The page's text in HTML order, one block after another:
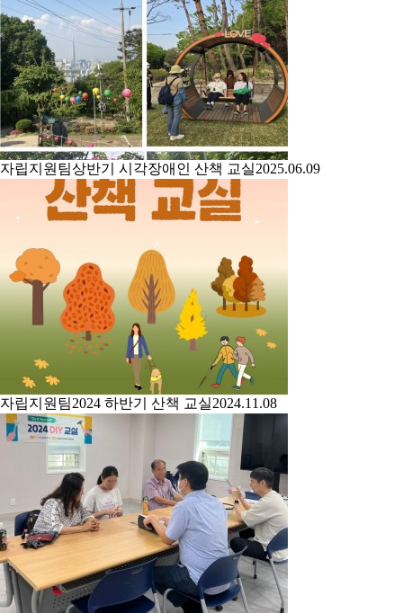
자립지원팀상반기 시각장애인 산책 교실2025.06.09
자립지원팀2024 하반기 산책 교실2024.11.08